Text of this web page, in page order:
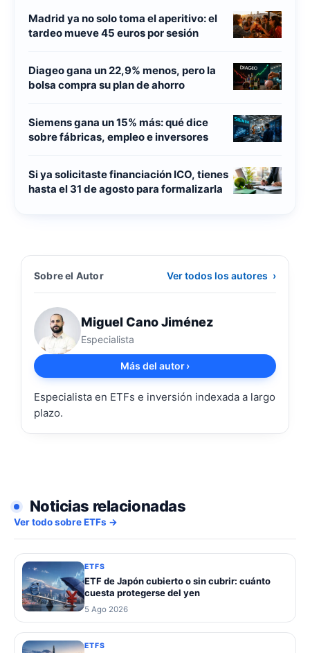
Madrid ya no solo toma el aperitivo: el
tardeo mueve 45 euros por sesión
Diageo gana un 22,9% menos, pero la
bolsa compra su plan de ahorro
Siemens gana un 15% más: qué dice
sobre fábricas, empleo e inversores
Si ya solicitaste financiación ICO, tienes
hasta el 31 de agosto para formalizarla
Sobre el Autor Ver todos los autores ›
Miguel Cano Jiménez
Especialista
Más del autor›
Especialista en ETFs e inversión indexada a largo
plazo.
Noticias relacionadas
Ver todo sobre ETFs →
ETFS
ETF de Japón cubierto o sin cubrir: cuánto
cuesta protegerse del yen
5 Ago 2026
ETFS